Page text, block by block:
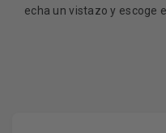
echa un vistazo y escoge